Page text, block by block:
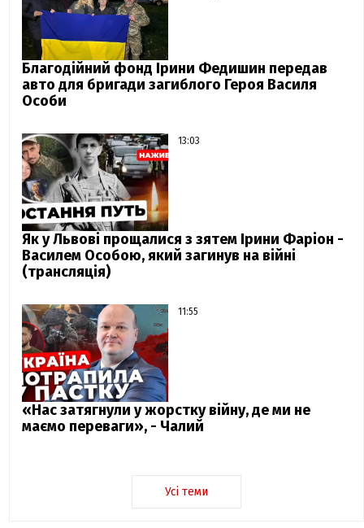
Благодійний фонд Ірини Федишин передав
авто для бригади загиблого Героя Василя
Особи
13:03
Як у Львові прощалися з зятем Ірини Фаріон -
Василем Особою, який загинув на війні
(трансляція)
11:55
«Нас затягнули у жорстку війну, де ми не
маємо переваги», - Чалий
Усі теми